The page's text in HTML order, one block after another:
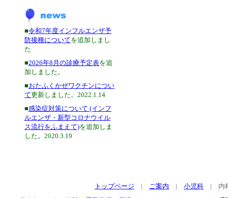
■令和7年度インフルエンザ予
防接種についてを追加しまし
た
■2026年8月の診療予定表を追
加しました。
■おたふくかぜワクチンについ
て更新しました。2022.1.14
■感染症対策について (インフ
ルエンザ・新型コロナウイル
ス流行をふまえて)を追加しま
した。2020.3.19
トップページ | ご案内 | 小児科 |